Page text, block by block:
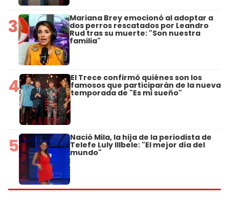
3 Mariana Brey emocionó al adoptar a
dos perros rescatados por Leandro
Rud tras su muerte: "Son nuestra
familia"
4 El Trece confirmó quiénes son los
famosos que participarán de la nueva
temporada de "Es mi sueño"
5 Nació Mila, la hija de la periodista de
Telefe Luly Illbele: "El mejor día del
mundo"